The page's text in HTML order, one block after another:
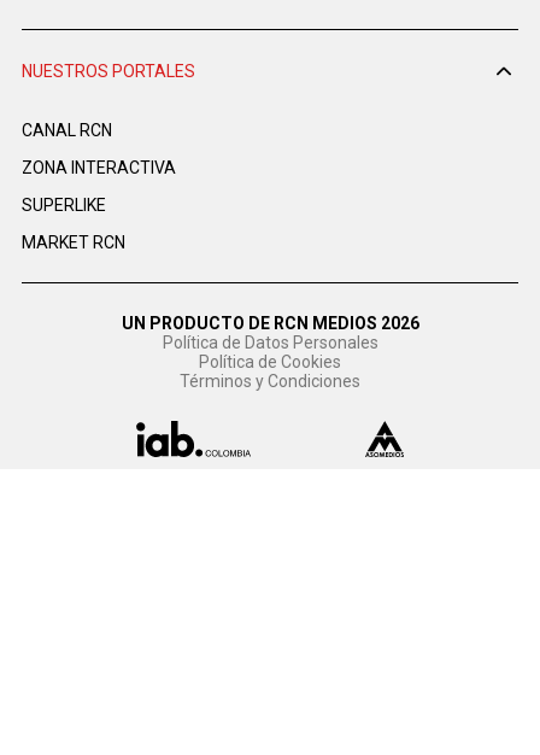
NUESTROS PORTALES
CANAL RCN
ZONA INTERACTIVA
SUPERLIKE
MARKET RCN
UN PRODUCTO DE RCN MEDIOS 2026
Política de Datos Personales
Política de Cookies
Términos y Condiciones